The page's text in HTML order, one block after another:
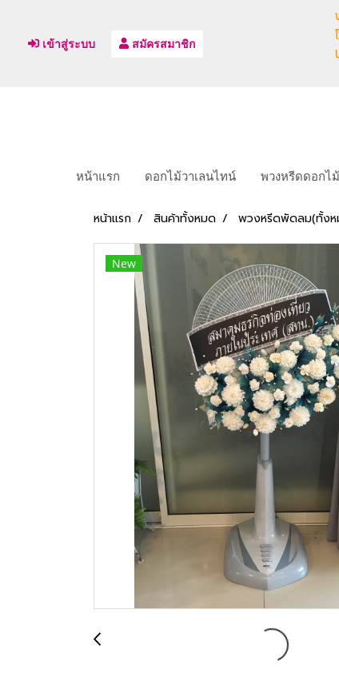
เข้าสู่ระบบ สมัครสมาชิก
หน้าแรก ดอกไม้วาเลนไทน์ พวงหรีดดอกไ
หน้าแรก สินค้าทั้งหมด พวงหรีดพัดลม(ทั้ง
New